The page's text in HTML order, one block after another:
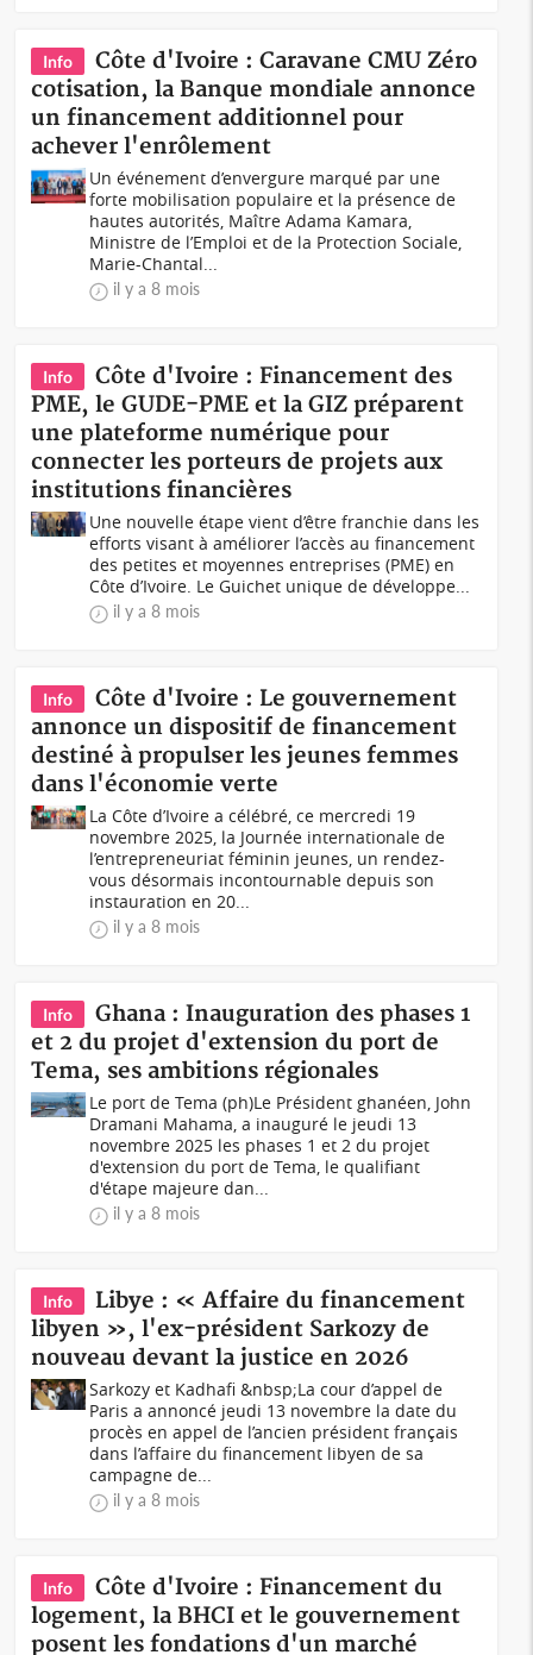
Info
Côte d'Ivoire : Caravane CMU Zéro
cotisation, la Banque mondiale annonce
un financement additionnel pour
achever l'enrôlement
Un événement d’envergure marqué par une
forte mobilisation populaire et la présence de
hautes autorités, Maître Adama Kamara,
Ministre de l’Emploi et de la Protection Sociale,
Marie-Chantal...
il y a 8 mois
Info
Côte d'Ivoire : Financement des
PME, le GUDE-PME et la GIZ préparent
une plateforme numérique pour
connecter les porteurs de projets aux
institutions financières
Une nouvelle étape vient d’être franchie dans les
efforts visant à améliorer l’accès au financement
des petites et moyennes entreprises (PME) en
Côte d’Ivoire. Le Guichet unique de développe...
il y a 8 mois
Info
Côte d'Ivoire : Le gouvernement
annonce un dispositif de financement
destiné à propulser les jeunes femmes
dans l'économie verte
La Côte d’Ivoire a célébré, ce mercredi 19
novembre 2025, la Journée internationale de
l’entrepreneuriat féminin jeunes, un rendez-
vous désormais incontournable depuis son
instauration en 20...
il y a 8 mois
Info
Ghana : Inauguration des phases 1
et 2 du projet d'extension du port de
Tema, ses ambitions régionales
Le port de Tema (ph)Le Président ghanéen, John
Dramani Mahama, a inauguré le jeudi 13
novembre 2025 les phases 1 et 2 du projet
d'extension du port de Tema, le qualifiant
d'étape majeure dan...
il y a 8 mois
Info
Libye : « Affaire du financement
libyen », l'ex-président Sarkozy de
nouveau devant la justice en 2026
Sarkozy et Kadhafi &nbsp;La cour d’appel de
Paris a annoncé jeudi 13 novembre la date du
procès en appel de l’ancien président français
dans l’affaire du financement libyen de sa
campagne de...
il y a 8 mois
Info
Côte d'Ivoire : Financement du
logement, la BHCI et le gouvernement
posent les fondations d'un marché